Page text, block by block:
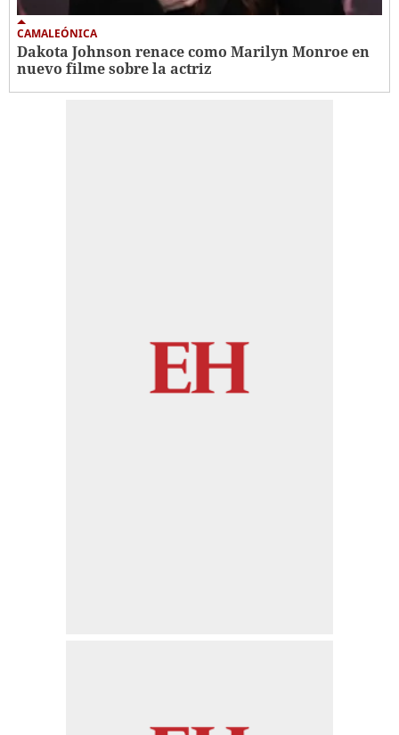
CAMALEÓNICA
Dakota Johnson renace como Marilyn Monroe en
nuevo filme sobre la actriz